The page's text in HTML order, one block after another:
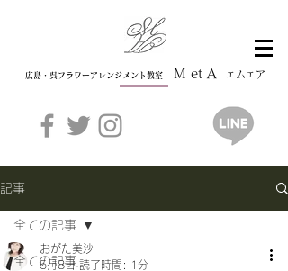
広島・呉フラワーアレンジメント教室 M et A エムエア
記事
全ての記事
全ての記事
おがた美沙
5月8日 読了時間: 1分